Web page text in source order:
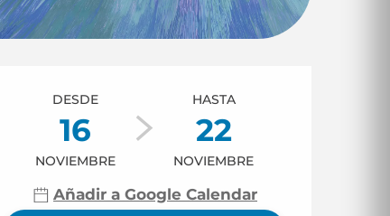
Horarios y datos
DESDE
16
NOVIEMBRE
HASTA
22
NOVIEMBRE
Añadir a Google Calendar